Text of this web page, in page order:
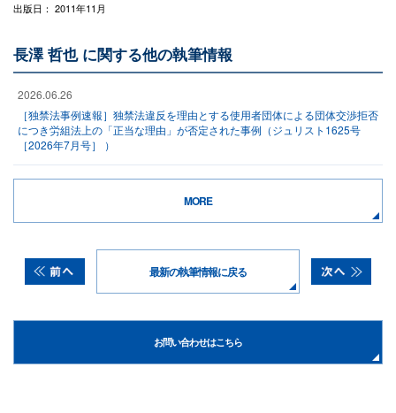
出版日： 2011年11月
長澤 哲也 に関する他の執筆情報
2026.06.26
［独禁法事例速報］独禁法違反を理由とする使用者団体による団体交渉拒否
につき労組法上の「正当な理由」が否定された事例（ジュリスト1625号
［2026年7月号］ ）
MORE
最新の執筆情報に戻る
お問い合わせはこちら